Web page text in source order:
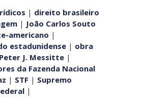
| direito brasileiro
| João Carlos Souto
americano |
estadunidense | obra
Peter J. Messitte |
da Fazenda Nacional
| STF | Supremo
|